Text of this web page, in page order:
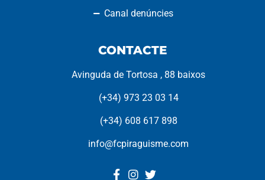
Canal denúncies
CONTACTE
Avinguda de Tortosa , 88 baixos
(+34) 973 23 03 14
(+34) 608 617 898
info@fcpiraguisme.com